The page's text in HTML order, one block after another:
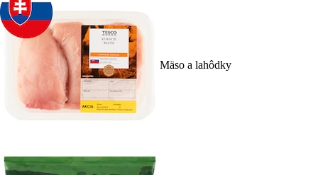
Mäso a lahôdky